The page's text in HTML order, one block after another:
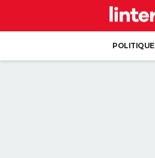
POLITIQUE